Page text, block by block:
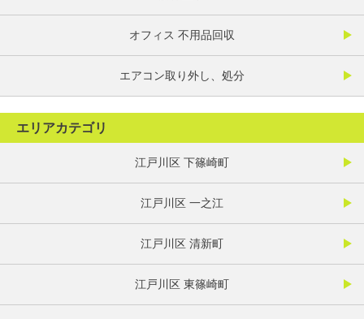
オフィス 不用品回収
エアコン取り外し、処分
エリアカテゴリ
江戸川区 下篠崎町
江戸川区 一之江
江戸川区 清新町
江戸川区 東篠崎町